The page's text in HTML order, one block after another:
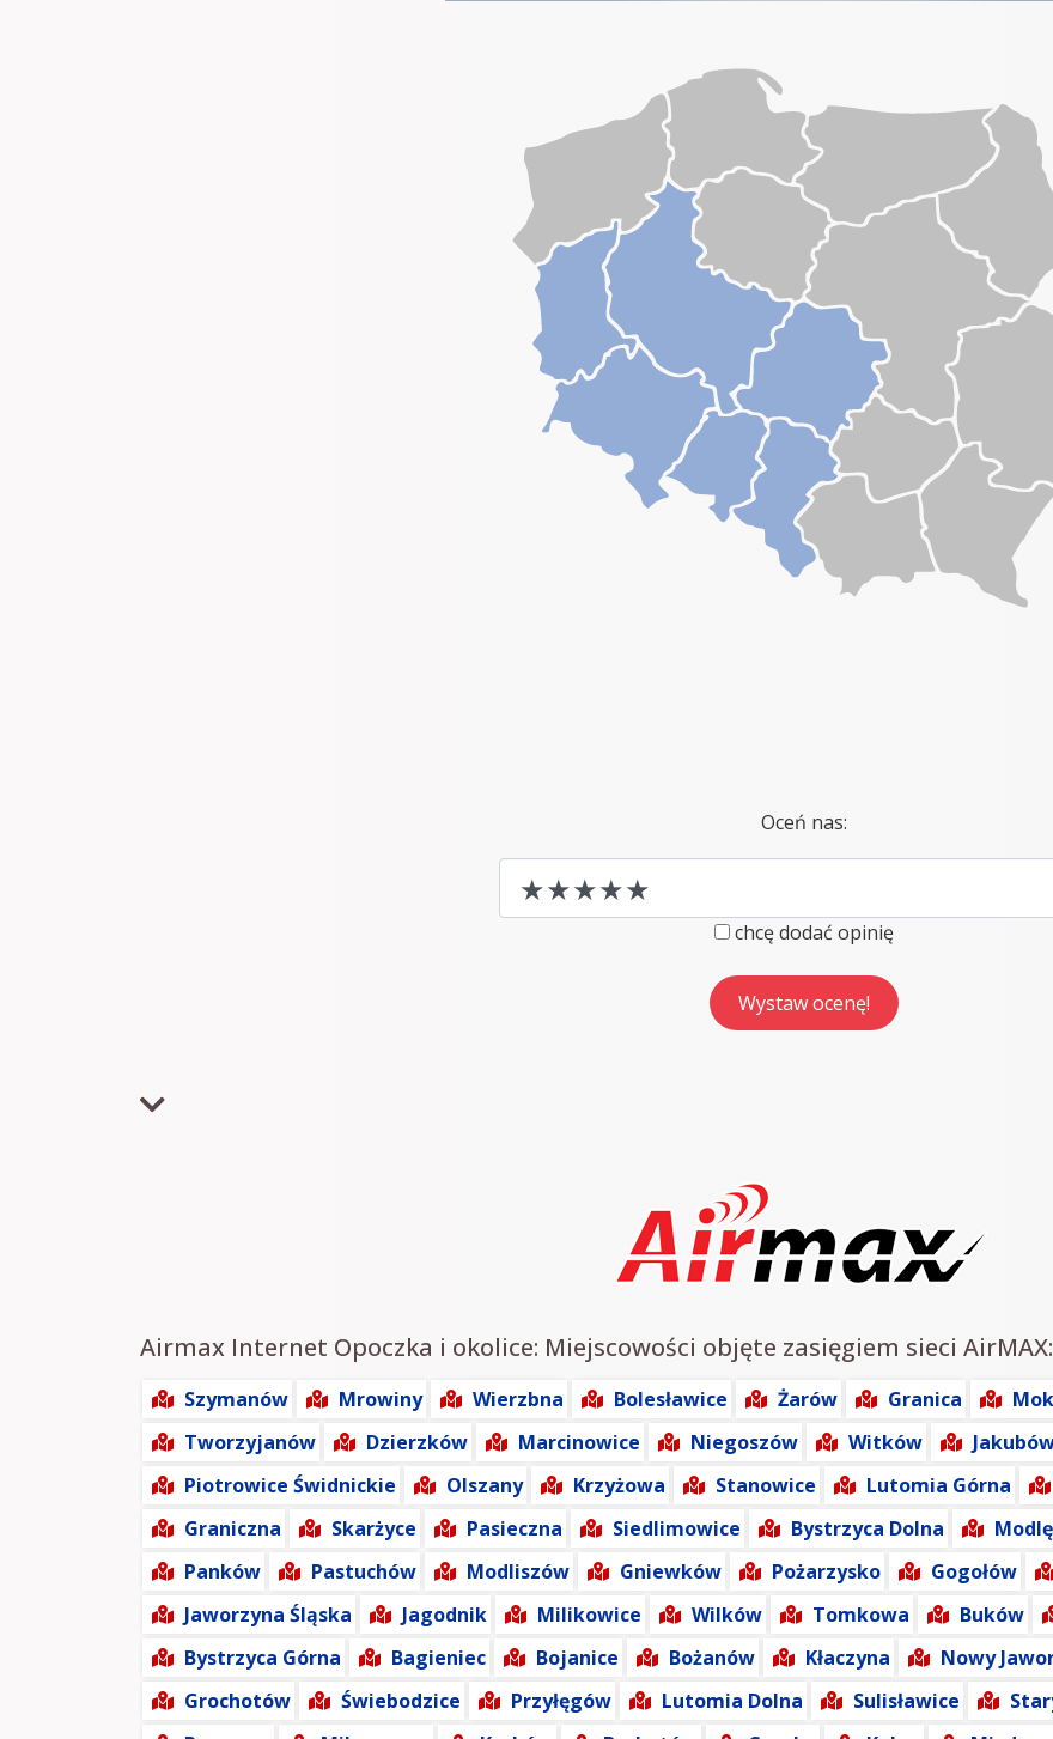
Oceń nas:
chcę dodać opinię
Airmax Internet Opoczka i okolice: Miejscowości objęte zasięgiem sieci AirMAX:
Szymanów Mrowiny Wierzbna Bolesławice Żarów Granica
Tworzyjanów
Dzierzków Marcinowice Niegoszów Witków
Piotrowice Świdnickie
Olszany Krzyżowa Stanowice Lutomia Górna
Graniczna
Skarżyce Pasieczna Siedlimowice Bystrzyca Dolna
Panków
Pastuchów Modliszów Gniewków Pożarzysko Gogołów
Jaworzyna Śląska
Jagodnik Milikowice Wilków Tomkowa Buków
Bystrzyca Górna
Bagieniec Bojanice Bożanów Kłaczyna Nowy
Grochotów
Świebodzice Przyłęgów Lutomia Dolna Sulisławice